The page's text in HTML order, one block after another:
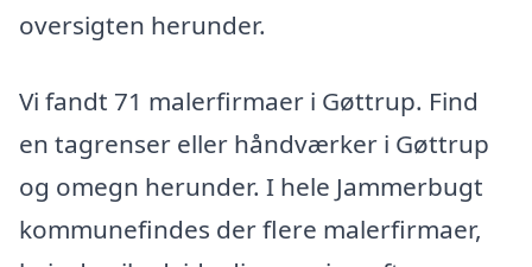
oversigten herunder.
Vi fandt 71 malerfirmaer i Gøttrup. Find
en tagrenser eller håndværker i Gøttrup
og omegn herunder. I hele Jammerbugt
kommunefindes der flere malerfirmaer,